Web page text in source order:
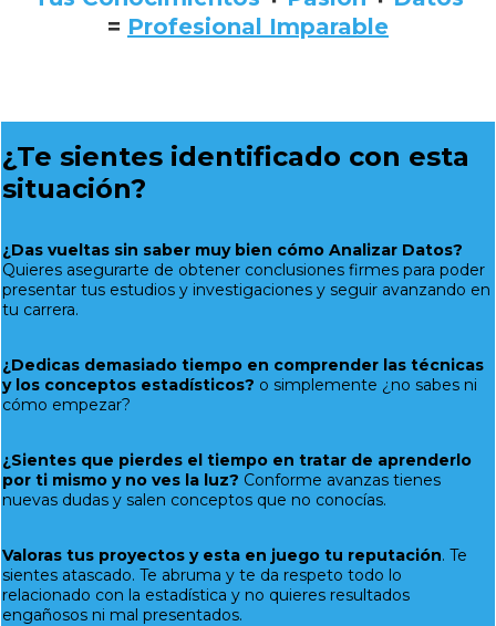
= Profesional Imparable
¿Te sientes identificado con esta
situación?
¿Das vueltas sin saber muy bien cómo Analizar Datos?
Quieres asegurarte de obtener conclusiones firmes para poder
presentar tus estudios y investigaciones y seguir avanzando en
tu carrera.
¿Dedicas demasiado tiempo en comprender las técnicas
y los conceptos estadísticos? o simplemente ¿no sabes ni
cómo empezar?
¿Sientes que pierdes el tiempo en tratar de aprenderlo
por ti mismo y no ves la luz? Conforme avanzas tienes
nuevas dudas y salen conceptos que no conocías.
Valoras tus proyectos y esta en juego tu reputación. Te
sientes atascado. Te abruma y te da respeto todo lo
relacionado con la estadística y no quieres resultados
engañosos ni mal presentados.